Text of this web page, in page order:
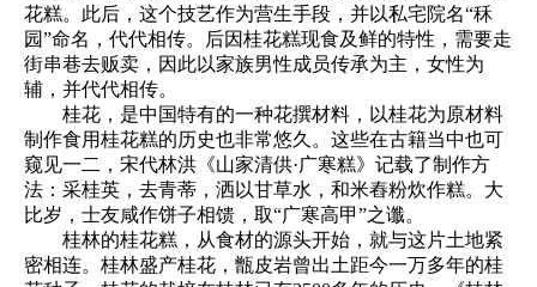
花糕。此后，这个技艺作为营生手段，并以私宅院名“秝
园”命名，代代相传。后因桂花糕现食及鲜的特性，需要走
街串巷去贩卖，因此以家族男性成员传承为主，女性为
辅，并代代相传。
桂花，是中国特有的一种花撰材料，以桂花为原材料
制作食用桂花糕的历史也非常悠久。这些在古籍当中也可
窥见一二，宋代林洪《山家清供·广寒糕》记载了制作方
法：采桂英，去青蒂，洒以甘草水，和米舂粉炊作糕。大
比岁，士友咸作饼子相馈，取“广寒高甲”之谶。
桂林的桂花糕，从食材的源头开始，就与这片土地紧
密相连。桂林盛产桂花，甑皮岩曾出土距今一万多年的桂